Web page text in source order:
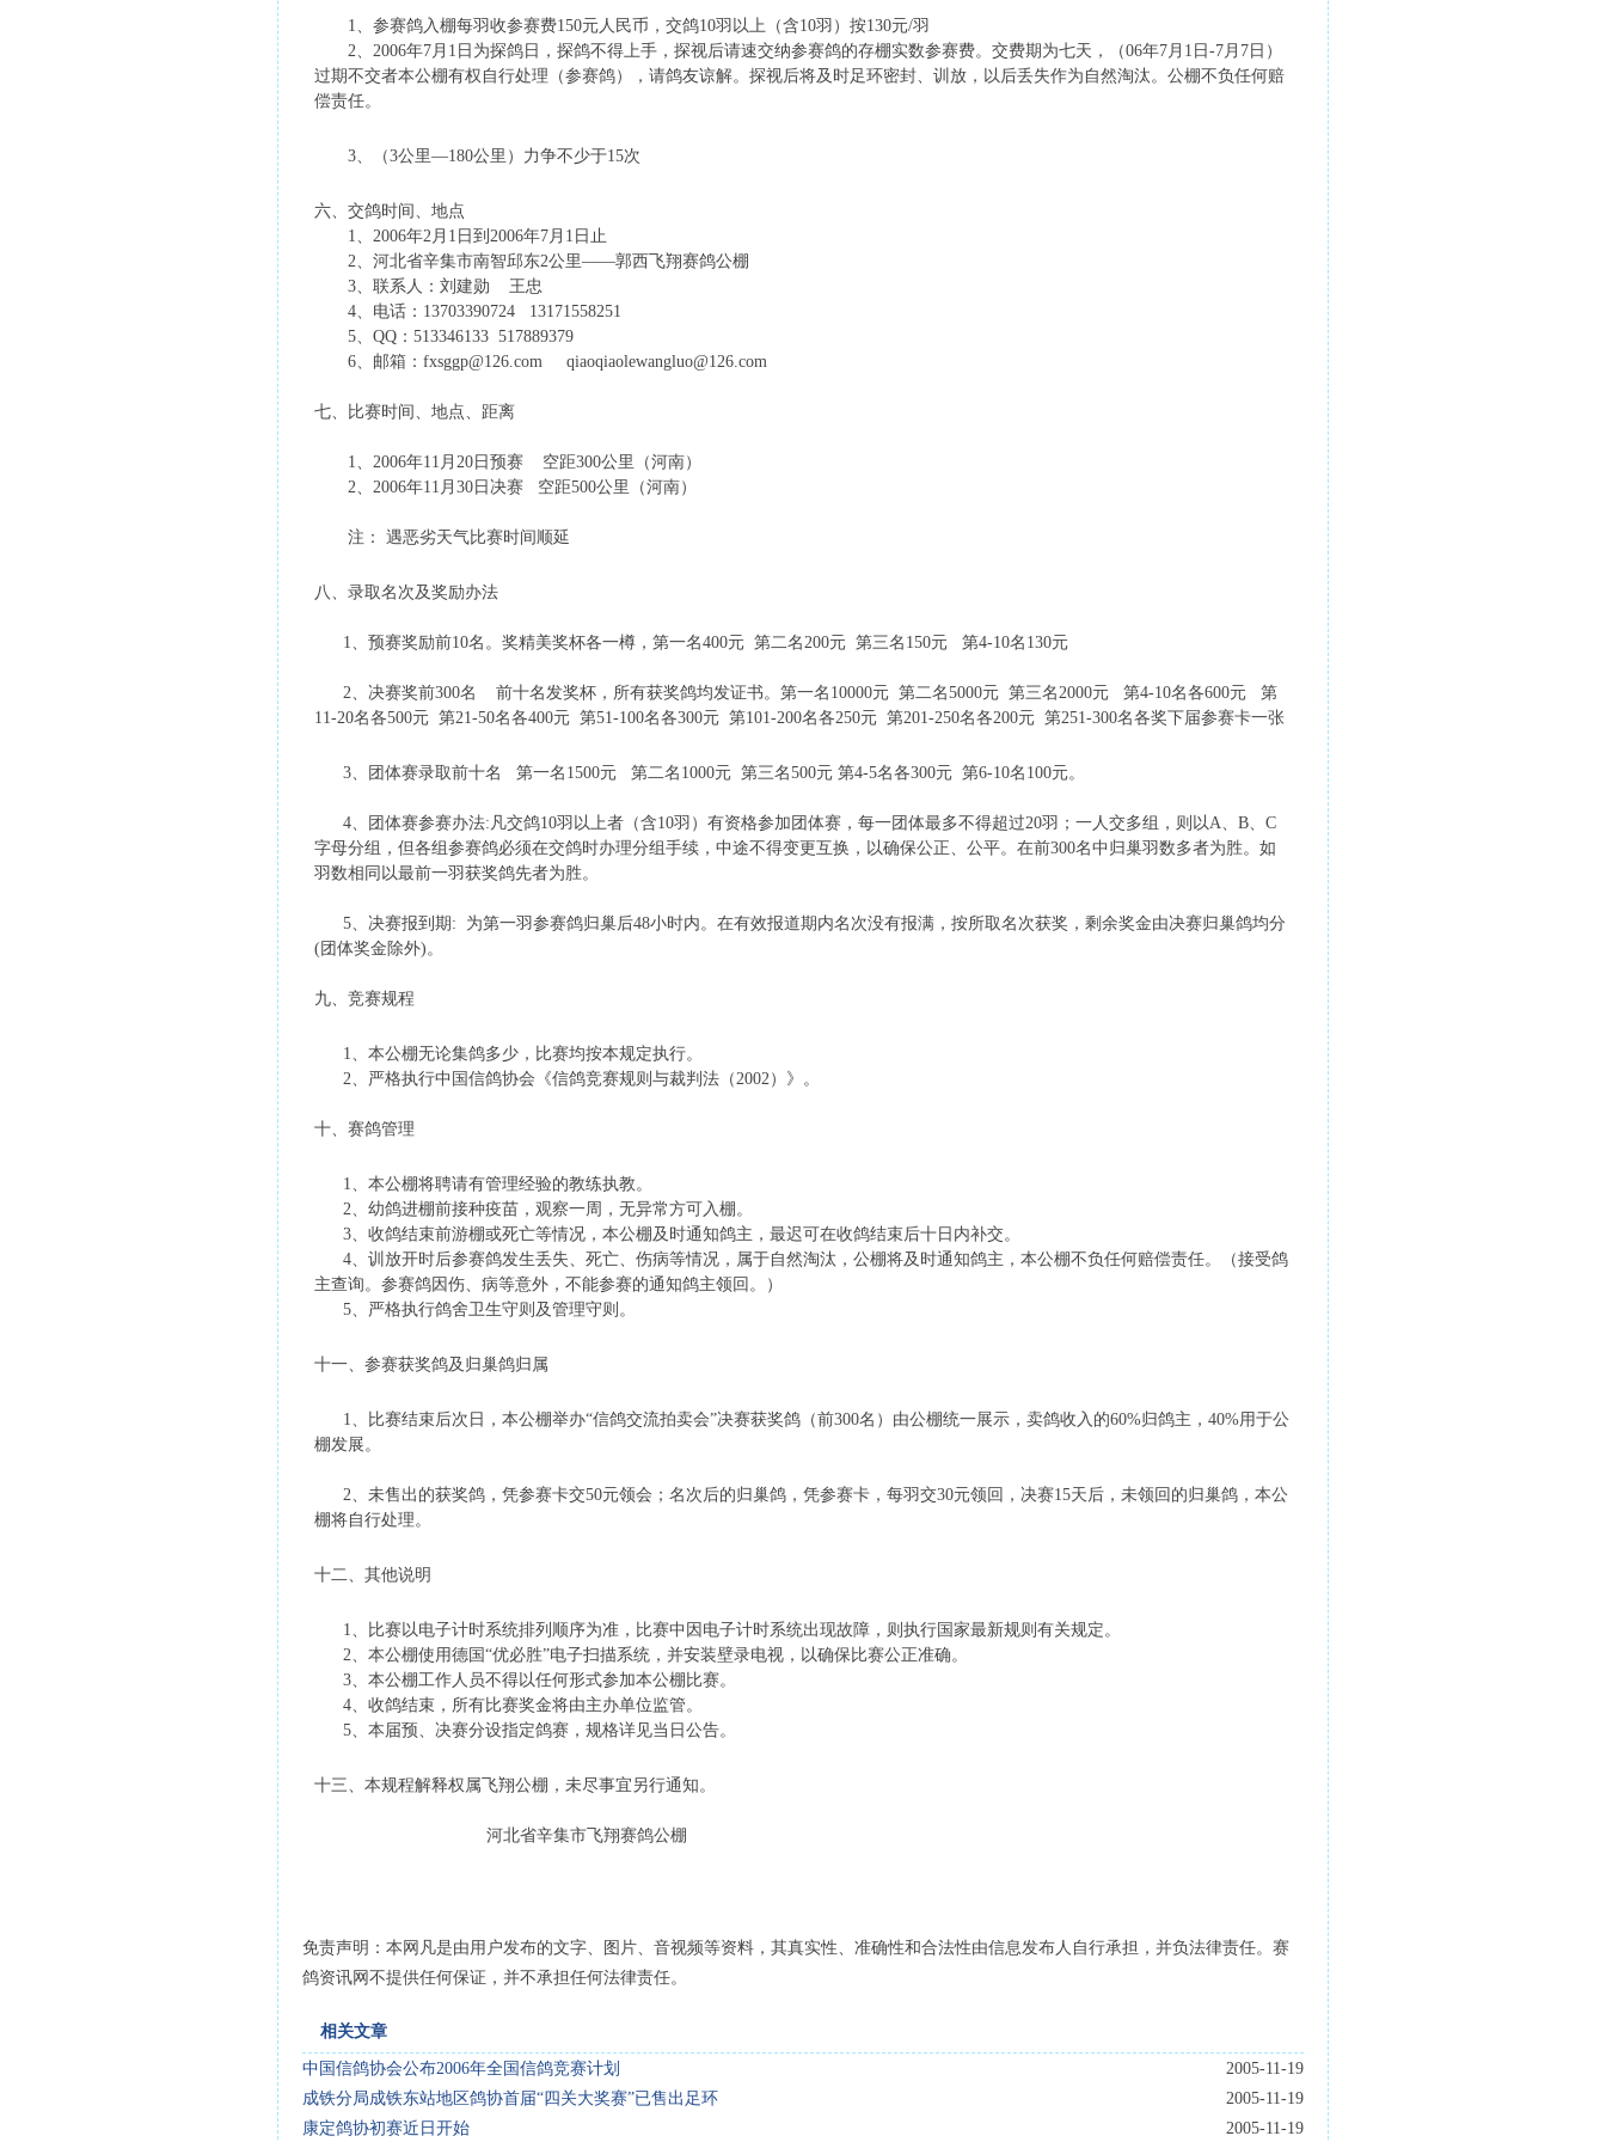
1、参赛鸽入棚每羽收参赛费150元人民币，交鸽10羽以上（含10羽）按130元/羽
2、2006年7月1日为探鸽日，探鸽不得上手，探视后请速交纳参赛鸽的存棚实数参赛费。交费期为七天，（06年7月1日-7月7日）
过期不交者本公棚有权自行处理（参赛鸽），请鸽友谅解。探视后将及时足环密封、训放，以后丢失作为自然淘汰。公棚不负任何赔
偿责任。
3、（3公里—180公里）力争不少于15次
六、交鸽时间、地点
1、2006年2月1日到2006年7月1日止
2、河北省辛集市南智邱东2公里——郭西飞翔赛鸽公棚
3、联系人：刘建勋 王忠
4、电话：13703390724 13171558251
5、QQ：513346133 517889379
6、邮箱：fxsggp@126.com qiaoqiaolewangluo@126.com
七、比赛时间、地点、距离
1、2006年11月20日预赛 空距300公里（河南）
2、2006年11月30日决赛 空距500公里（河南）
注： 遇恶劣天气比赛时间顺延
八、录取名次及奖励办法
1、预赛奖励前10名。奖精美奖杯各一樽，第一名400元 第二名200元 第三名150元 第4-10名130元
2、决赛奖前300名 前十名发奖杯，所有获奖鸽均发证书。第一名10000元 第二名5000元 第三名2000元 第4-10名各600元 第
11-20名各500元 第21-50名各400元 第51-100名各300元 第101-200名各250元 第201-250名各200元 第251-300名各奖下届参赛卡一张
3、团体赛录取前十名 第一名1500元 第二名1000元 第三名500元 第4-5名各300元 第6-10名100元。
4、团体赛参赛办法:凡交鸽10羽以上者（含10羽）有资格参加团体赛，每一团体最多不得超过20羽；一人交多组，则以A、B、C
字母分组，但各组参赛鸽必须在交鸽时办理分组手续，中途不得变更互换，以确保公正、公平。在前300名中归巢羽数多者为胜。如
羽数相同以最前一羽获奖鸽先者为胜。
5、决赛报到期: 为第一羽参赛鸽归巢后48小时内。在有效报道期内名次没有报满，按所取名次获奖，剩余奖金由决赛归巢鸽均分
(团体奖金除外)。
九、竞赛规程
1、本公棚无论集鸽多少，比赛均按本规定执行。
2、严格执行中国信鸽协会《信鸽竞赛规则与裁判法（2002）》。
十、赛鸽管理
1、本公棚将聘请有管理经验的教练执教。
2、幼鸽进棚前接种疫苗，观察一周，无异常方可入棚。
3、收鸽结束前游棚或死亡等情况，本公棚及时通知鸽主，最迟可在收鸽结束后十日内补交。
4、训放开时后参赛鸽发生丢失、死亡、伤病等情况，属于自然淘汰，公棚将及时通知鸽主，本公棚不负任何赔偿责任。（接受鸽
主查询。参赛鸽因伤、病等意外，不能参赛的通知鸽主领回。）
5、严格执行鸽舍卫生守则及管理守则。
十一、参赛获奖鸽及归巢鸽归属
1、比赛结束后次日，本公棚举办“信鸽交流拍卖会”决赛获奖鸽（前300名）由公棚统一展示，卖鸽收入的60%归鸽主，40%用于公
棚发展。
2、未售出的获奖鸽，凭参赛卡交50元领会；名次后的归巢鸽，凭参赛卡，每羽交30元领回，决赛15天后，未领回的归巢鸽，本公
棚将自行处理。
十二、其他说明
1、比赛以电子计时系统排列顺序为准，比赛中因电子计时系统出现故障，则执行国家最新规则有关规定。
2、本公棚使用德国“优必胜”电子扫描系统，并安装壁录电视，以确保比赛公正准确。
3、本公棚工作人员不得以任何形式参加本公棚比赛。
4、收鸽结束，所有比赛奖金将由主办单位监管。
5、本届预、决赛分设指定鸽赛，规格详见当日公告。
十三、本规程解释权属飞翔公棚，未尽事宜另行通知。
河北省辛集市飞翔赛鸽公棚
免责声明：本网凡是由用户发布的文字、图片、音视频等资料，其真实性、准确性和合法性由信息发布人自行承担，并负法律责任。赛
鸽资讯网不提供任何保证，并不承担任何法律责任。
相关文章
2005-11-19
中国信鸽协会公布2006年全国信鸽竞赛计划
2005-11-19
成铁分局成铁东站地区鸽协首届“四关大奖赛”已售出足环
2005-11-19
康定鸽协初赛近日开始